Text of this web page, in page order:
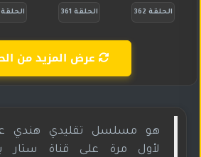
الحلقة 362 الحلقة 361 الحلقة 360
عرض المزيد من
هو مسلسل تقليدي هندي
لأول مرة على قناة ستار